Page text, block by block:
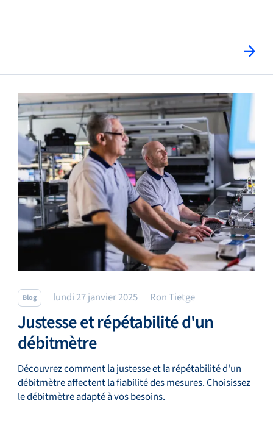
Blog lundi 27 janvier 2025 Ron Tietge
Justesse et répétabilité d'un
débitmètre
Découvrez comment la justesse et la répétabilité d'un
débitmètre affectent la fiabilité des mesures. Choisissez
le débitmètre adapté à vos besoins.